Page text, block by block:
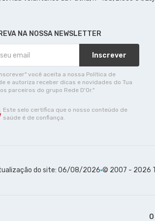
NA NOSSA NEWSLETTER
Inscrever
você aceita a nossa Política de
e autoriza receber dicas e novidades do Tua
parceiros do grupo Rede D'Or."
Este selo certifica que o nosso conteúdo de
saúde é de confiança.
do site: 06/08/2026 © 2007 - 2026